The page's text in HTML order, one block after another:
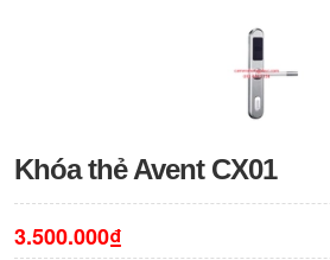
Khóa thẻ Avent CX01
3.500.000₫